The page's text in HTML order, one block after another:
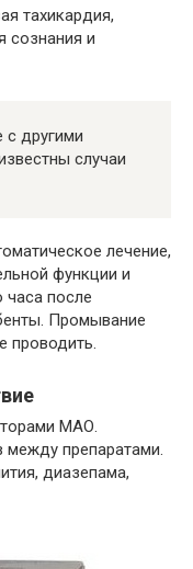
тахикардия,
сознания и
с другими
случаи
лечение,
функции и
часа после
Промывание
проводить.
МАО.
препаратами.
диазепама,